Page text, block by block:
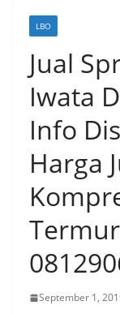
LBO
Jual
Iwata
Info
Harga
September 1,